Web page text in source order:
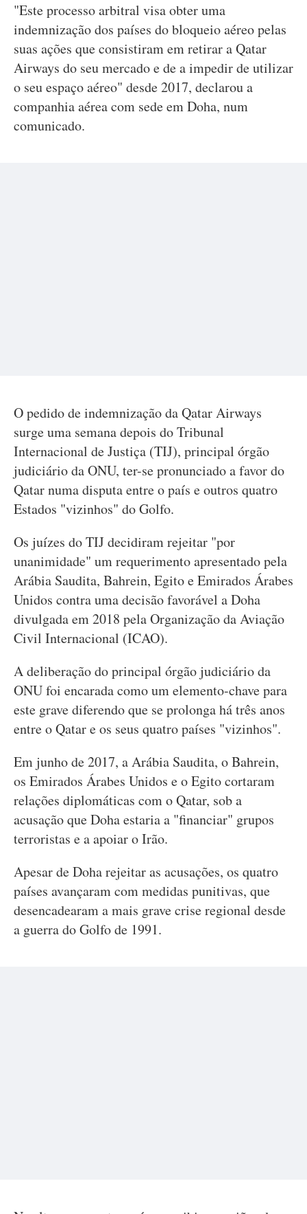
"Este processo arbitral visa obter uma
indemnização dos países do bloqueio aéreo pelas
suas ações que consistiram em retirar a Qatar
Airways do seu mercado e de a impedir de utilizar
o seu espaço aéreo" desde 2017, declarou a
companhia aérea com sede em Doha, num
comunicado.
O pedido de indemnização da Qatar Airways
surge uma semana depois do Tribunal
Internacional de Justiça (TIJ), principal órgão
judiciário da ONU, ter-se pronunciado a favor do
Qatar numa disputa entre o país e outros quatro
Estados "vizinhos" do Golfo.
Os juízes do TIJ decidiram rejeitar "por
unanimidade" um requerimento apresentado pela
Arábia Saudita, Bahrein, Egito e Emirados Árabes
Unidos contra uma decisão favorável a Doha
divulgada em 2018 pela Organização da Aviação
Civil Internacional (ICAO).
A deliberação do principal órgão judiciário da
ONU foi encarada como um elemento-chave para
este grave diferendo que se prolonga há três anos
entre o Qatar e os seus quatro países "vizinhos".
Em junho de 2017, a Arábia Saudita, o Bahrein,
os Emirados Árabes Unidos e o Egito cortaram
relações diplomáticas com o Qatar, sob a
acusação que Doha estaria a "financiar" grupos
terroristas e a apoiar o Irão.
Apesar de Doha rejeitar as acusações, os quatro
países avançaram com medidas punitivas, que
desencadearam a mais grave crise regional desde
a guerra do Golfo de 1991.